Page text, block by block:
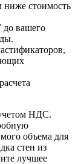
ниже стоимость
до вашего
НДС.
объема для
стен из
лучшее